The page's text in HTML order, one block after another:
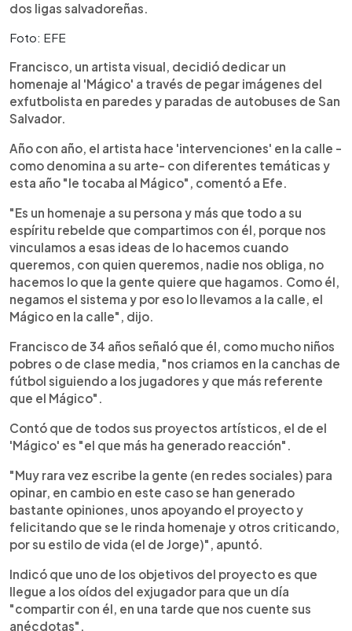
dos ligas salvadoreñas.
Foto: EFE
Francisco, un artista visual, decidió dedicar un
homenaje al 'Mágico' a través de pegar imágenes del
exfutbolista en paredes y paradas de autobuses de San
Salvador.
Año con año, el artista hace 'intervenciones' en la calle -
como denomina a su arte- con diferentes temáticas y
esta año "le tocaba al Mágico", comentó a Efe.
"Es un homenaje a su persona y más que todo a su
espíritu rebelde que compartimos con él, porque nos
vinculamos a esas ideas de lo hacemos cuando
queremos, con quien queremos, nadie nos obliga, no
hacemos lo que la gente quiere que hagamos. Como él,
negamos el sistema y por eso lo llevamos a la calle, el
Mágico en la calle", dijo.
Francisco de 34 años señaló que él, como mucho niños
pobres o de clase media, "nos criamos en la canchas de
fútbol siguiendo a los jugadores y que más referente
que el Mágico".
Contó que de todos sus proyectos artísticos, el de el
'Mágico' es "el que más ha generado reacción".
"Muy rara vez escribe la gente (en redes sociales) para
opinar, en cambio en este caso se han generado
bastante opiniones, unos apoyando el proyecto y
felicitando que se le rinda homenaje y otros criticando,
por su estilo de vida (el de Jorge)", apuntó.
Indicó que uno de los objetivos del proyecto es que
llegue a los oídos del exjugador para que un día
"compartir con él, en una tarde que nos cuente sus
anécdotas".